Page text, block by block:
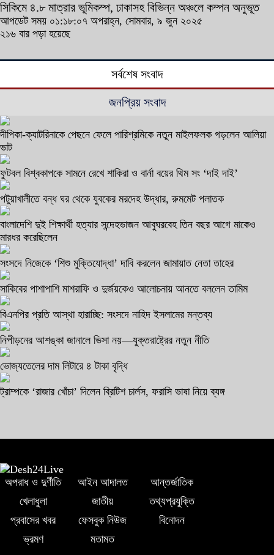
সিকিমে ৪.৮ মাত্রার ভূমিকম্প, ঢাকাসহ বিভিন্ন অঞ্চলে কম্পন অনুভূত
আপডেট সময় ০১:১৮:০৭ অপরাহ্ন, সোমবার, ৯ জুন ২০২৫
২১৬ বার পড়া হয়েছে
সর্বশেষ সংবাদ
জনপ্রিয় সংবাদ
দীপিকা-ক্যাটরিনাকে পেছনে ফেলে পারিশ্রমিকে নতুন মাইলফলক গড়লেন আলিয়া
ভাট
ফুটবল বিশ্বকাপকে সামনে রেখে শাকিরা ও বার্না বয়ের থিম সং ‘দাই দাই’
পটুয়াখালীতে বন্ধ ঘর থেকে যুবকের মরদেহ উদ্ধার, রুমমেট পলাতক
বাংলাদেশি দুই শিক্ষার্থী হত্যার সন্দেহভাজন আবুঘরবেহ তিন বছর আগে মাকেও
মারধর করেছিলেন
সংসদে নিজেকে ‘শিশু মুক্তিযোদ্ধা’ দাবি করলেন জামায়াত নেতা তাহের
সাকিবের পাশাপাশি মাশরাফি ও দুর্জয়কেও আলোচনায় আনতে বললেন তামিম
বিএনপির প্রতি আস্থা হারাচ্ছি: সংসদে নাহিদ ইসলামের মন্তব্য
নিপীড়নের আশঙ্কা জানালে ভিসা নয়—যুক্তরাষ্ট্রের নতুন নীতি
ভোজ্যতেলের দাম লিটারে ৪ টাকা বৃদ্ধি
ট্রাম্পকে ‘রাজার খোঁচা’ দিলেন ব্রিটিশ চার্লস, ফরাসি ভাষা নিয়ে ব্যঙ্গ
অপরাধ ও দুর্ণীতি আইন আদালত
আন্তর্জাতিক
খেলাধুলা
জাতীয়
তথ্যপ্রযুক্তি
প্রবাসের খবর
ফেসবুক নিউজ
বিনোদন
ভ্রমণ
মতামত